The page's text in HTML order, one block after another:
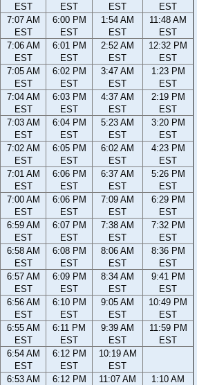
EST
EST
EST
EST
7:07 AM
EST
6:00 PM
EST
1:54 AM
EST
11:48 AM
EST
7:06 AM
EST
6:01 PM
EST
2:52 AM
EST
12:32 PM
EST
7:05 AM
EST
6:02 PM
EST
3:47 AM
EST
1:23 PM
EST
7:04 AM
EST
6:03 PM
EST
4:37 AM
EST
2:19 PM
EST
7:03 AM
EST
6:04 PM
EST
5:23 AM
EST
3:20 PM
EST
7:02 AM
EST
6:05 PM
EST
6:02 AM
EST
4:23 PM
EST
7:01 AM
EST
6:06 PM
EST
6:37 AM
EST
5:26 PM
EST
7:00 AM
EST
6:06 PM
EST
7:09 AM
EST
6:29 PM
EST
6:59 AM
EST
6:07 PM
EST
7:38 AM
EST
7:32 PM
EST
6:58 AM
EST
6:08 PM
EST
8:06 AM
EST
8:36 PM
EST
6:57 AM
EST
6:09 PM
EST
8:34 AM
EST
9:41 PM
EST
6:56 AM
EST
6:10 PM
EST
9:05 AM
EST
10:49 PM
EST
6:55 AM
EST
6:11 PM
EST
9:39 AM
EST
11:59 PM
EST
6:54 AM
EST
6:12 PM
EST
10:19 AM
EST
6:53 AM
6:12 PM
11:07 AM
1:10 AM